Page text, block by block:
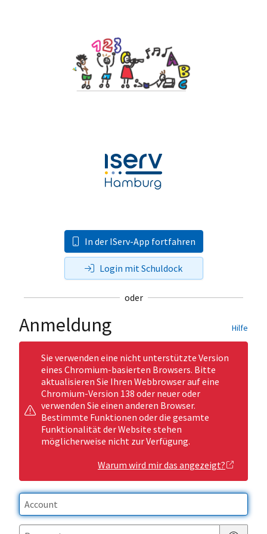
In der IServ-App fortfahren
Login mit Schuldock
oder
Anmeldung Hilfe
Sie verwenden eine nicht unterstützte Version
eines Chromium-basierten Browsers. Bitte
aktualisieren Sie Ihren Webbrowser auf eine
Chromium-Version 138 oder neuer oder
verwenden Sie einen anderen Browser.
Bestimmte Funktionen oder die gesamte
Funktionalität der Website stehen
möglicherweise nicht zur Verfügung.
Warum wird mir das angezeigt?